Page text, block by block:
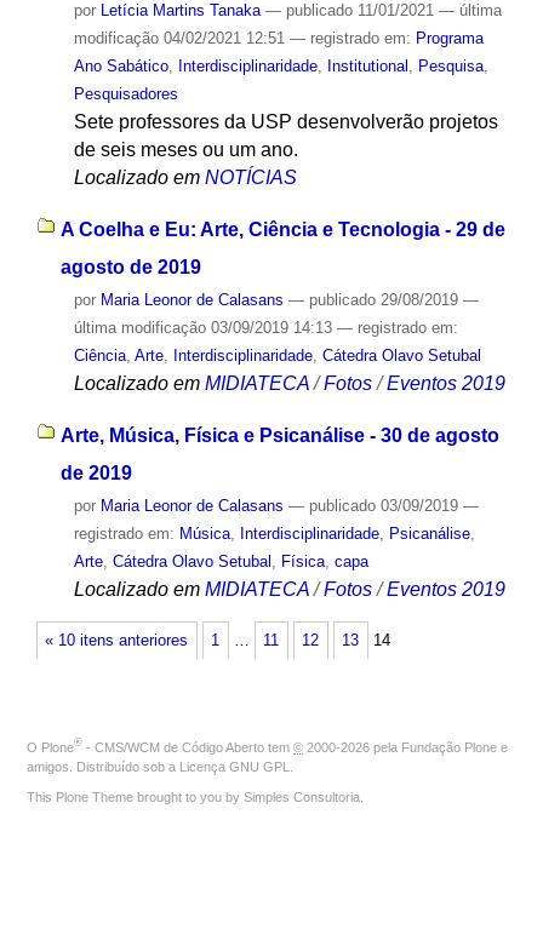
por Letícia Martins Tanaka — publicado11/01/2021 — última
modificação04/02/2021 12:51 — registrado em: Programa
Ano Sabático, Interdisciplinaridade, Institutional , Pesquisa,
Pesquisadores
Sete professores da USP desenvolverão projetos
de seis meses ou um ano.
Localizado em NOTÍCIAS
A Coelha e Eu: Arte, Ciência e Tecnologia - 29 de
agosto de 2019
por Maria Leonor de Calasans — publicado29/08/2019 —
última modificação03/09/2019 14:13 — registrado em:
Ciência, Arte, Interdisciplinaridade, Cátedra Olavo Setubal
Localizado em MIDIATECA /Fotos /Eventos 2019
Arte, Música, Física e Psicanálise - 30 de agosto
de 2019
por Maria Leonor de Calasans — publicado03/09/2019 —
registrado em: Música, Interdisciplinaridade, Psicanálise,
Arte, Cátedra Olavo Setubal Física, capa
Localizado em MIDIATECA /Fotos /Eventos 2019
« 10 itens anteriores 1 11 12 13 14
O Plone® - CMS/WCM de Código Aberto tem © 2000-2026 pela Fundação Plone e
amigos. Distribuído sob a Licença GNU GPL
This Plone Theme brought to you by Simples Consultoria